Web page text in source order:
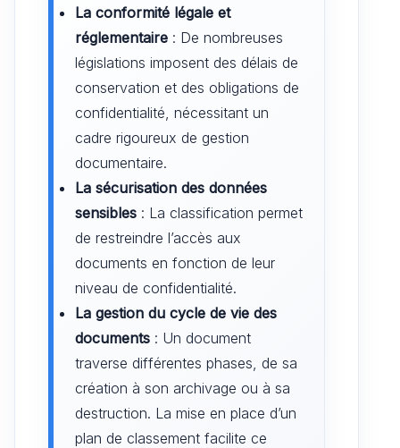
La conformité légale et
réglementaire : De nombreuses
législations imposent des délais de
conservation et des obligations de
confidentialité, nécessitant un
cadre rigoureux de gestion
documentaire.
La sécurisation des données
sensibles : La classification permet
de restreindre l’accès aux
documents en fonction de leur
niveau de confidentialité.
La gestion du cycle de vie des
documents : Un document
traverse différentes phases, de sa
création à son archivage ou à sa
destruction. La mise en place d’un
plan de classement facilite ce